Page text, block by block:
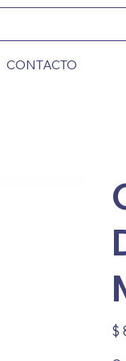
CONTACTO
$